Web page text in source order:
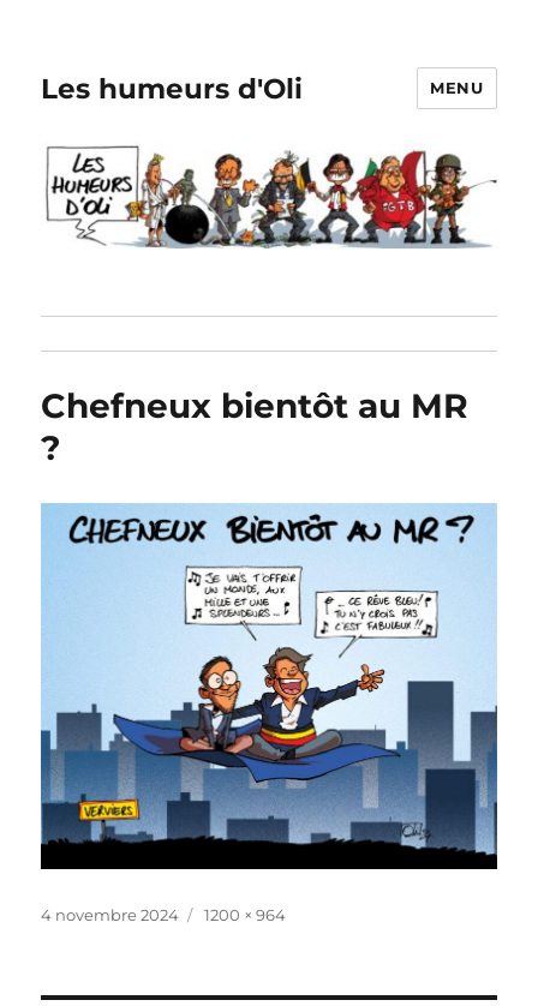
Les humeurs d'Oli MENU
Chefneux bientôt au MR
?
Publié
4 novembre 2024
Taille
1200 × 964